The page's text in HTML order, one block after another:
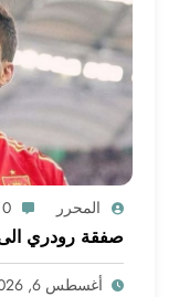
المحرر 0
صفقة رودري
أغسطس 6, 2026